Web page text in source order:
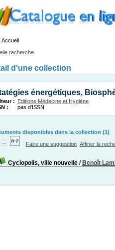
Accueil
recherche
d'une collection
énergétiques,
: Editions Médecine et Hygiène
:
pas d'ISSN
disponibles dans la collection (1)
Faire une suggestion Affiner la
Cyclopolis, ville nouvelle / Benoît